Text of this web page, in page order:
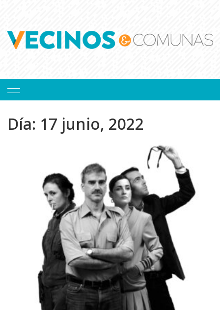
Día: 17 junio, 2022